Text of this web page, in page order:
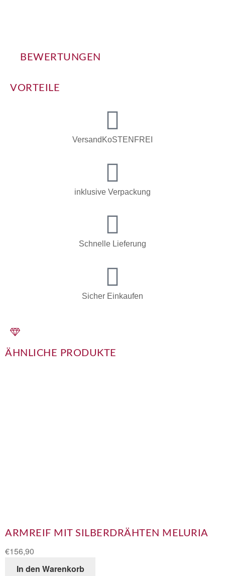
BEWERTUNGEN
VORTEILE
VersandKoSTENFREI
inklusive Verpackung
Schnelle Lieferung
Sicher Einkaufen
ÄHNLICHE PRODUKTE
ARMREIF MIT SILBERDRÄHTEN MELURIA
€156,90
In den Warenkorb